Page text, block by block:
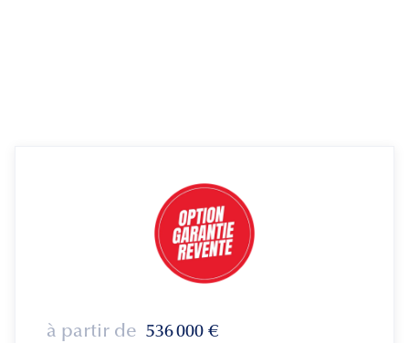
à partir de 536 000 €